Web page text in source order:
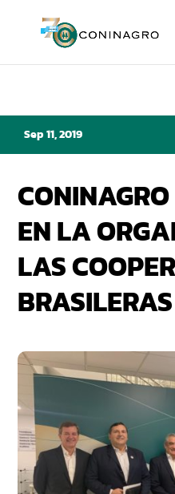
Sep 11, 2019
EN LA
LAS
BRASILERAS